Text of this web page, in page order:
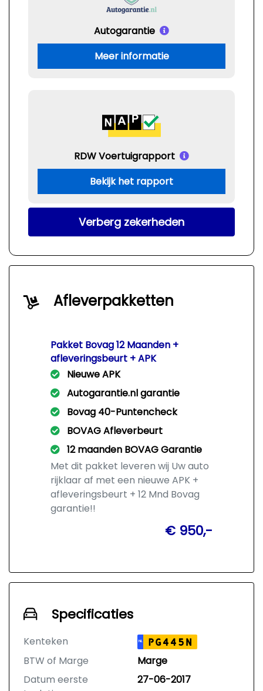
Autogarantie
Meer informatie
RDW Voertuigrapport
Bekijk het rapport
Verberg zekerheden
Afleverpakketten
Pakket Bovag 12 Maanden +
afleveringsbeurt + APK
Nieuwe APK
Autogarantie.nl garantie
Bovag 40-Puntencheck
BOVAG Afleverbeurt
12 maanden BOVAG Garantie
Met dit pakket leveren wij Uw auto
rijklaar af met een nieuwe APK +
afleveringsbeurt + 12 Mnd Bovag
garantie!!
€ 950,-
Specificaties
Kenteken NL PG445N
BTW of Marge
Marge
Datum eerste
27-06-2017